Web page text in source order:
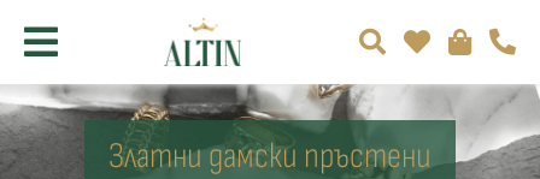
Златни дамски пръстени